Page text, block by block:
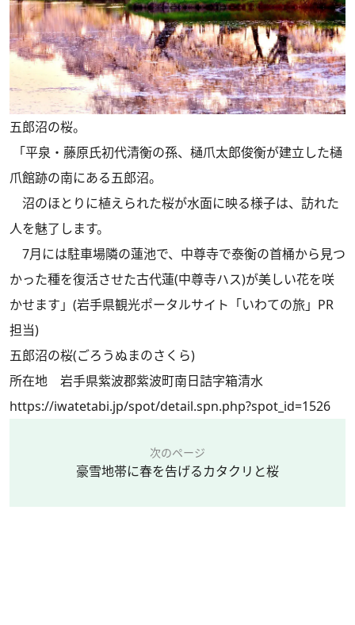
五郎沼の桜。
「平泉・藤原氏初代清衡の孫、樋爪太郎俊衡が建立した樋
爪館跡の南にある五郎沼。
沼のほとりに植えられた桜が水面に映る様子は、訪れた
人を魅了します。
7月には駐車場隣の蓮池で、中尊寺で泰衡の首桶から見つ
かった種を復活させた古代蓮(中尊寺ハス)が美しい花を咲
かせます」(岩手県観光ポータルサイト「いわての旅」PR
担当)
五郎沼の桜(ごろうぬまのさくら)
所在地 岩手県紫波郡紫波町南日詰字箱清水
https://iwatetabi.jp/spot/detail.spn.php?spot_id=1526
次のページ
豪雪地帯に春を告げるカタクリと桜